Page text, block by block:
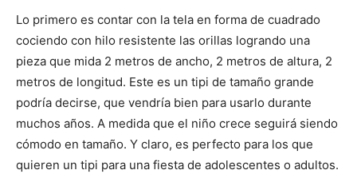
Lo primero es contar con la tela en forma de cuadrado
cociendo con hilo resistente las orillas logrando una
pieza que mida 2 metros de ancho, 2 metros de altura, 2
metros de longitud. Este es un tipi de tamaño grande
podría decirse, que vendría bien para usarlo durante
muchos años. A medida que el niño crece seguirá siendo
cómodo en tamaño. Y claro, es perfecto para los que
quieren un tipi para una fiesta de adolescentes o adultos.